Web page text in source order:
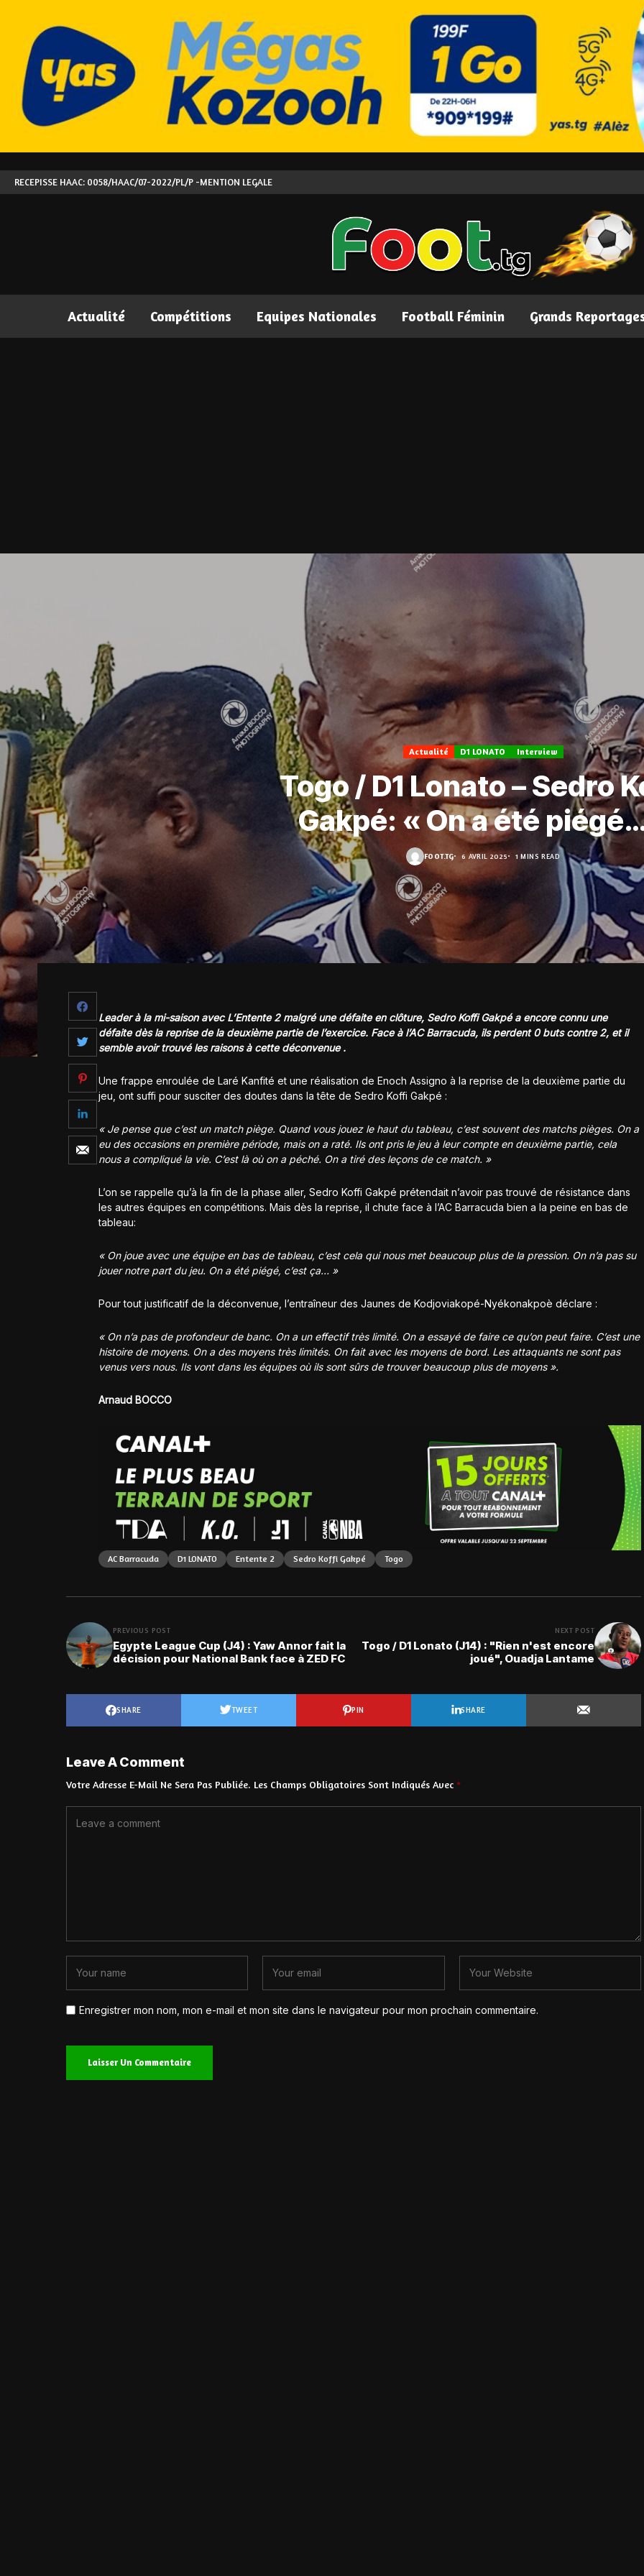
RECEPISSE HAAC: 0058/HAAC/07-2022/PL/P -MENTION LEGALE
Actualité Compétitions Equipes Nationales Football Féminin Grands
Actualité D1 LONATO Interview
Togo / D1 Lonato – Sedro
Gakpé: « On a été
FOOT.TG 6 AVRIL 2025 1 MINS READ
Leader à la mi-saison avec L’Entente 2 malgré une défaite en clôture, Sedro Koffi Gakpé a encore connu une
défaite dès la reprise de la deuxième partie de l’exercice. Face à l’AC Barracuda, ils perdent 0 buts contre 2, et il
semble avoir trouvé les raisons à cette déconvenue .
Une frappe enroulée de Laré Kanfité et une réalisation de Enoch Assigno à la reprise de la deuxième partie du
jeu, ont suffi pour susciter des doutes dans la tête de Sedro Koffi Gakpé :
« Je pense que c’est un match piège. Quand vous jouez le haut du tableau, c’est souvent des matchs pièges. On a
eu des occasions en première période, mais on a raté. Ils ont pris le jeu à leur compte en deuxième partie, cela
nous a compliqué la vie. C’est là où on a péché. On a tiré des leçons de ce match. »
L’on se rappelle qu’à la fin de la phase aller, Sedro Koffi Gakpé prétendait n’avoir pas trouvé de résistance dans
les autres équipes en compétitions. Mais dès la reprise, il chute face à l’AC Barracuda bien a la peine en bas de
tableau:
« On joue avec une équipe en bas de tableau, c’est cela qui nous met beaucoup plus de la pression. On n’a pas su
jouer notre part du jeu. On a été piégé, c’est ça… »
Pour tout justificatif de la déconvenue, l’entraîneur des Jaunes de Kodjoviakopé-Nyékonakpoè déclare :
« On n’a pas de profondeur de banc. On a un effectif très limité. On a essayé de faire ce qu’on peut faire. C’est une
histoire de moyens. On a des moyens très limités. On fait avec les moyens de bord. Les attaquants ne sont pas
venus vers nous. Ils vont dans les équipes où ils sont sûrs de trouver beaucoup plus de moyens ».
Arnaud BOCCO
AC Barracuda D1 LONATO Entente 2 Sedro Koffi Gakpé Togo
PREVIOUS POST
Egypte League Cup (J4) : Yaw Annor fait la
décision pour National Bank face à ZED FC
NEXT POST
Togo / D1 Lonato (J14) : "Rien n'est encore
joué", Ouadja Lantame
SHARE TWEET PIN SHARE
Leave A Comment
Votre Adresse E-Mail Ne Sera Pas Publiée. Les Champs Obligatoires Sont Indiqués Avec *
Enregistrer mon nom, mon e-mail et mon site dans le navigateur pour mon prochain commentaire.